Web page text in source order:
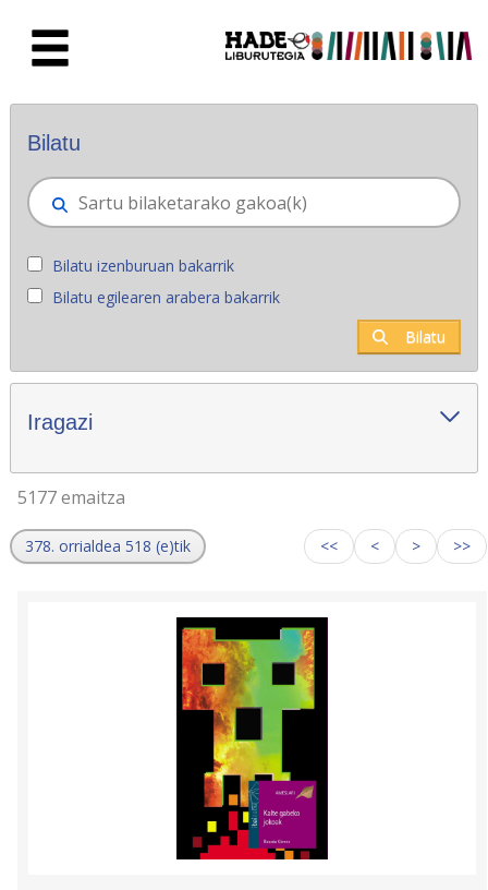
Eskuratu berriak - Liburutegia
Bilatu
Bilatu izenburuan bakarrik
Bilatu egilearen arabera bakarrik
Bilatu
Iragazi
5177 emaitza
378. orrialdea 518 (e)tik << < > >>